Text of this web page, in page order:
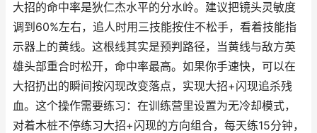
大招的命中率是狄仁杰水平的分水岭。建议把镜头灵敏度
调到60%左右，追人时用三技能按住不松手，看着技能指
示器上的黄线。这根线其实是预判路径，当黄线与敌方英
雄头部重合时松开，命中率最高。如果你手速快，可以在
大招扔出的瞬间按闪现改变落点，实现大招+闪现追杀残
血。这个操作需要练习：在训练营里设置为无冷却模式，
对着木桩不停练习大招+闪现的方向组合，每天练15分钟，